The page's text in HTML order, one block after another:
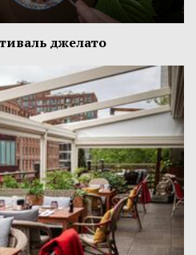
джелато